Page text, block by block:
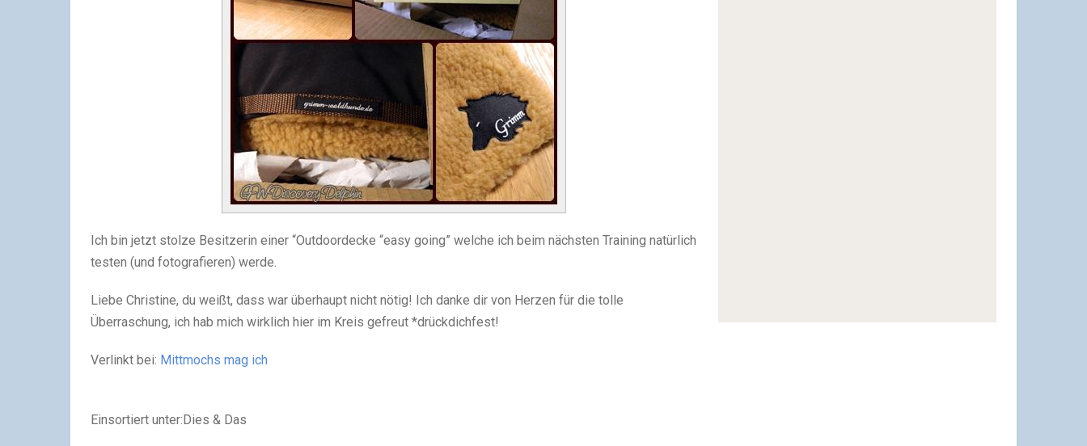
Ich bin jetzt stolze Besitzerin einer “Outdoordecke “easy going” welche ich beim nächsten Training natürlich
testen (und fotografieren) werde.
Liebe Christine, du weißt, dass war überhaupt nicht nötig! Ich danke dir von Herzen für die tolle
Überraschung, ich hab mich wirklich hier im Kreis gefreut *drückdichfest!
Verlinkt bei: Mittmochs mag ich
Einsortiert unter:Dies & Das